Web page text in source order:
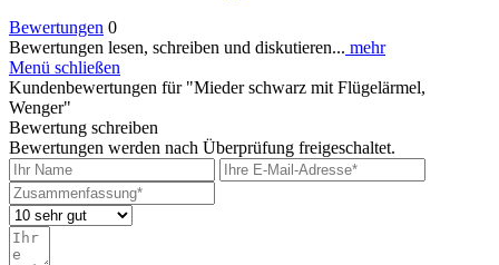
Bewertungen 0
Bewertungen lesen, schreiben und diskutieren... mehr
Menü schließen
Kundenbewertungen für "Mieder schwarz mit Flügelärmel,
Wenger"
Bewertung schreiben
Bewertungen werden nach Überprüfung freigeschaltet.